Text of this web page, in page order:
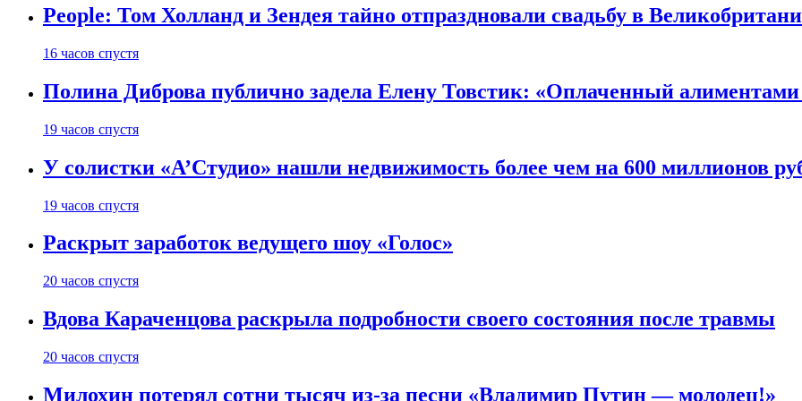
People: Том Холланд и Зендея тайно отпраздновали свадьбу в
16 часов спустя
Полина Диброва публично задела Елену Товстик: «Оплаченный алиментами
19 часов спустя
У солистки «А’Студио» нашли недвижимость более чем на 600 миллионов
19 часов спустя
Раскрыт заработок ведущего шоу «Голос»
20 часов спустя
Вдова Караченцова раскрыла подробности своего состояния после травмы
20 часов спустя
Милохин потерял сотни тысяч из-за песни «Владимир Путин — молодец!»